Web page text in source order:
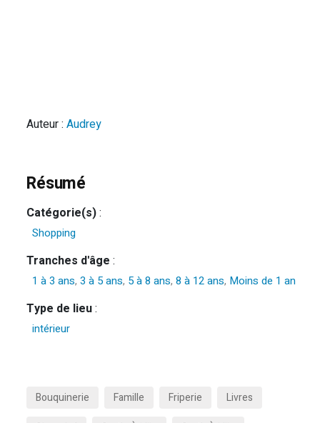
Auteur :Audrey
Résumé
Catégorie(s):
Shopping
Tranches d'âge :
1 à 3 ans,3 à 5 ans, 5 à 8 ans,8 à 12 ans, Moins de 1 an
Type de lieu:
intérieur
Bouquinerie Famille Friperie
Livres